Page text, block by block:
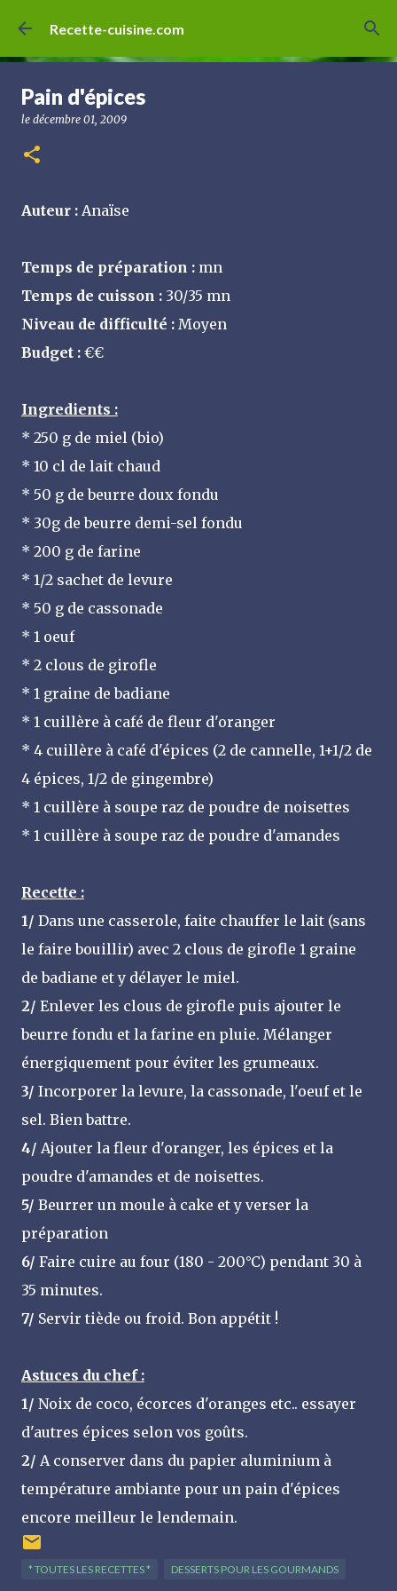
Accéder au contenu principal
Recette-cuisine.com
Pain d'épices
le décembre 01, 2009
Auteur : Anaïse
Temps de préparation : mn
Temps de cuisson : 30/35 mn
Niveau de difficulté : Moyen
Budget : €€
Ingredients :
* 250 g de miel (bio)
* 10 cl de lait chaud
* 50 g de beurre doux fondu
* 30g de beurre demi-sel fondu
* 200 g de farine
* 1/2 sachet de levure
* 50 g de cassonade
* 1 oeuf
* 2 clous de girofle
* 1 graine de badiane
* 1 cuillère à café de fleur d'oranger
* 4 cuillère à café d'épices (2 de cannelle, 1+1/2 de
4 épices, 1/2 de gingembre)
* 1 cuillère à soupe raz de poudre de noisettes
* 1 cuillère à soupe raz de poudre d'amandes
Recette :
1/ Dans une casserole, faite chauffer le lait (sans
le faire bouillir) avec 2 clous de girofle 1 graine
de badiane et y délayer le miel.
2/ Enlever les clous de girofle puis ajouter le
beurre fondu et la farine en pluie. Mélanger
énergiquement pour éviter les grumeaux.
3/ Incorporer la levure, la cassonade, l'oeuf et le
sel. Bien battre.
4/ Ajouter la fleur d'oranger, les épices et la
poudre d'amandes et de noisettes.
5/ Beurrer un moule à cake et y verser la
préparation
6/ Faire cuire au four (180 - 200°C) pendant 30 à
35 minutes.
7/ Servir tiède ou froid. Bon appétit !
Astuces du chef :
1/ Noix de coco, écorces d'oranges etc.. essayer
d'autres épices selon vos goûts.
2/ A conserver dans du papier aluminium à
température ambiante pour un pain d'épices
encore meilleur le lendemain.
* TOUTES LES RECETTES * DESSERTS POUR LES GOURMANDS